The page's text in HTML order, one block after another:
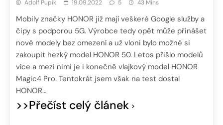
Adolf Pupík 19.09.2022 5 43 Mins
Mobily značky HONOR již mají veškeré Google služby a
čipy s podporou 5G. Výrobce tedy opět může přinášet
nové modely bez omezení a už vloni bylo možné si
zakoupit hezký model HONOR 50. Letos přišlo modelů
více a mezi nimi je i konečně vlajkový model HONOR
Magic4 Pro. Tentokrát jsem však na test dostal
HONOR…
>>Přečíst celý článek